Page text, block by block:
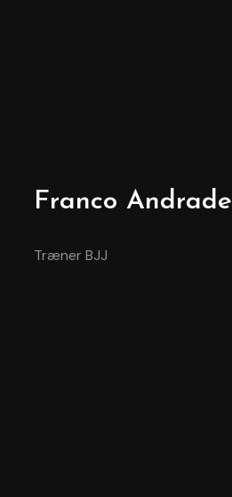
Franco Andrade
Træner BJJ